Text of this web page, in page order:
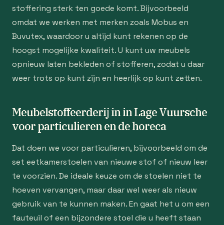
stoffering sterk ten goede komt. Bijvoorbeeld
omdat we werken met merken zoals Mobus en
Buvutex, waardoor u altijd kunt rekenen op de
hoogst mogelijke kwaliteit. U kunt uw meubels
opnieuw laten bekleden of stofferen, zodat u daar
weer trots op kunt zijn en heerlijk op kunt zetten.
Meubelstoffeerderij in in Lage Vuursche
voor particulieren en de horeca
Dat doen we voor particulieren, bijvoorbeeld om de
set eetkamerstoelen van nieuwe stof of nieuw leer
te voorzien. De ideale keuze om de stoelen niet te
hoeven vervangen, maar daar wel weer als nieuw
gebruik van te kunnen maken. En gaat het u om een
fauteuil of een bijzondere stoel die u heeft staan